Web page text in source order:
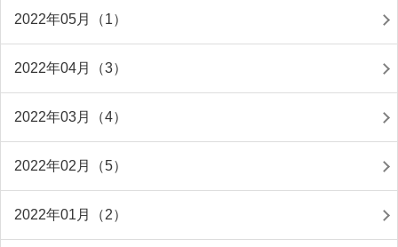
2022年05月（1）
2022年04月（3）
2022年03月（4）
2022年02月（5）
2022年01月（2）